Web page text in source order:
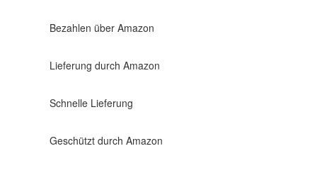
Bezahlen über Amazon
Lieferung durch Amazon
Schnelle Lieferung
Geschützt durch Amazon